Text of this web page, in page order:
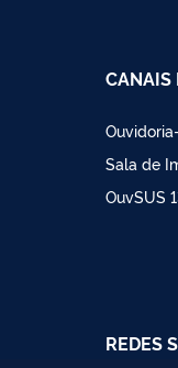
CANAIS
Sala de
OuvSUS
REDES